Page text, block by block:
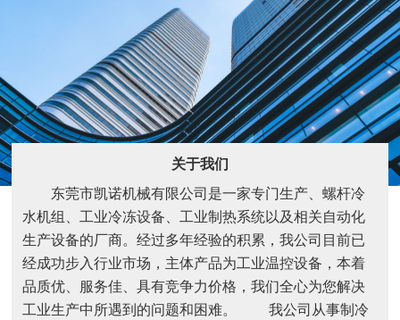
关于我们
东莞市凯诺机械有限公司是一家专门生产、螺杆冷
水机组、工业冷冻设备、工业制热系统以及相关自动化
生产设备的厂商。经过多年经验的积累，我公司目前已
经成功步入行业市场，主体产品为工业温控设备，本着
品质优、服务佳、具有竞争力价格，我们全心为您解决
工业生产中所遇到的问题和困难。 我公司从事制冷